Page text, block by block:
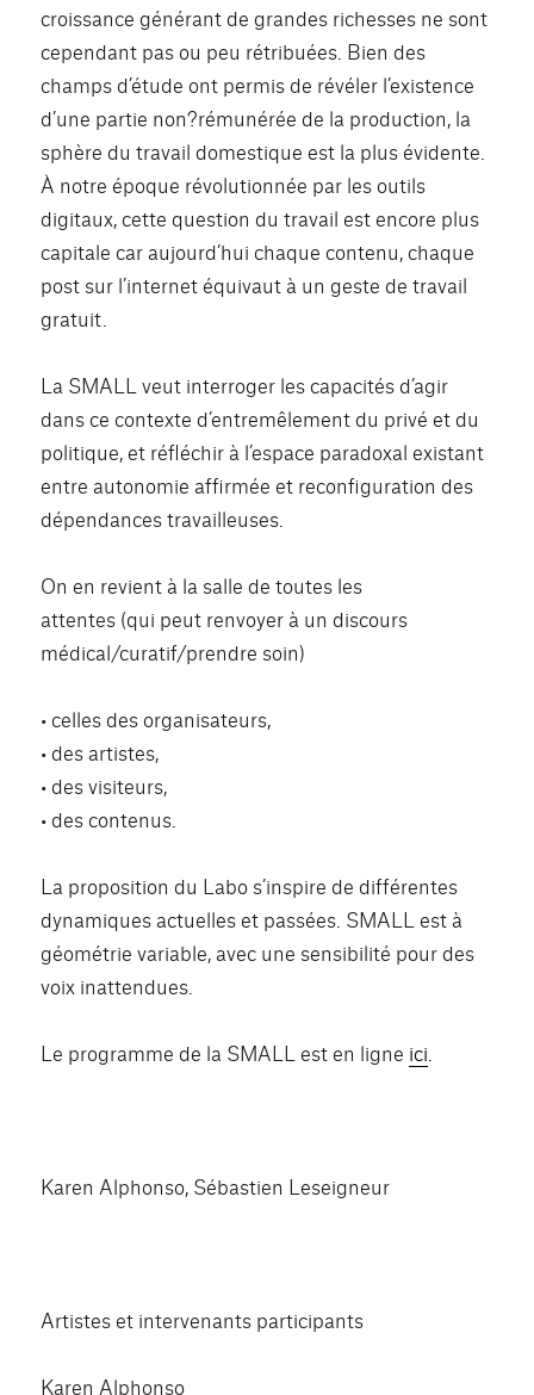
croissance générant de grandes richesses ne sont
cependant pas ou peu rétribuées. Bien des
champs d’étude ont permis de révéler l’existence
d’une partie non?rémunérée de la production, la
sphère du travail domestique est la plus évidente.
À notre époque révolutionnée par les outils
digitaux, cette question du travail est encore plus
capitale car aujourd’hui chaque contenu, chaque
post sur l’internet équivaut à un geste de travail
gratuit.
La SMALL veut interroger les capacités d’agir
dans ce contexte d’entremêlement du privé et du
politique, et réfléchir à l’espace paradoxal existant
entre autonomie affirmée et reconfiguration des
dépendances travailleuses.
On en revient à la salle de toutes les
attentes (qui peut renvoyer à un discours
médical/curatif/prendre soin)
• celles des organisateurs,
• des artistes,
• des visiteurs,
• des contenus.
La proposition du Labo s’inspire de différentes
dynamiques actuelles et passées. SMALL est à
géométrie variable, avec une sensibilité pour des
voix inattendues.
Le programme de la SMALL est en ligne ici
Karen Alphonso, Sébastien Leseigneur
Artistes et intervenants participants
Karen Alphonso